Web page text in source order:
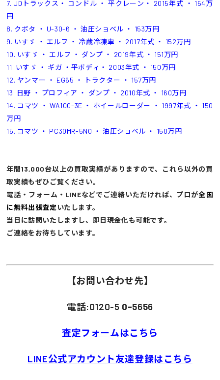
7. UDトラックス・ コンドル ・ 平クレーン・ 2015年式 ・ 154万
円
8. クボタ ・ U-30-6 ・ 油圧ショベル ・ 153万円
9. いすゞ ・ エルフ ・ 冷蔵冷凍車 ・ 2017年式 ・ 152万円
10. いすゞ ・ エルフ ・ ダンプ ・ 2019年式 ・ 151万円
11. いすゞ ・ ギガ ・平ボディ・ 2003年式 ・ 150万円
12. ヤンマー ・ EG65 ・ トラクター ・ 157万円
13. 日野 ・ プロフィア ・ ダンプ ・ 2010年式 ・ 160万円
14. コマツ ・ WA100-3E ・ ホイールローダー ・ 1997年式 ・ 150
万円
15. コマツ ・ PC30MR-5N0 ・ 油圧ショベル ・ 150万円
年間13,000台以上の買取実績がありますので、これら以外の買
取実績もぜひご覧ください。
電話・フォーム・LINEなどでご連絡いただければ、プロが全国
に無料出張査定 いたします。
当日に訪問いたしますし、即日現金化も可能です。
ご連絡をお待ちしています。
【お問い合わせ先】
電話:0120-5 0-5656
査定フォームはこちら
LINE公式アカウント友達登録はこちら